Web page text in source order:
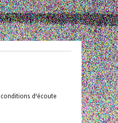
d'écoute